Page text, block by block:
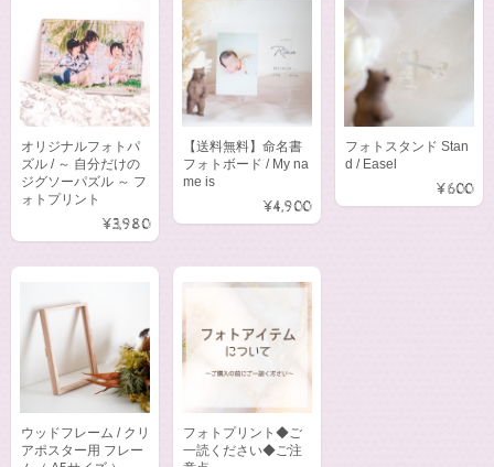
オリジナルフォトパ
ズル / ～ 自分だけの
ジグソーパズル ～ フ
ォトプリント
¥3,980
【送料無料】命名書
フォトボード / My na
me is
¥4,900
フォトスタンド Stan
d / Easel
¥600
ウッドフレーム / クリ
アポスター用 フレー
フォトプリント◆ご
一読ください◆ご注